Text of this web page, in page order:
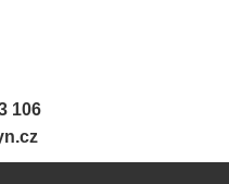
106